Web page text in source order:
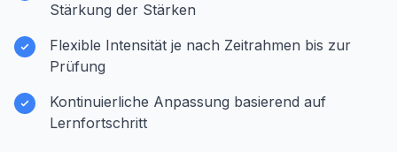
Stärkung der Stärken
Flexible Intensität je nach Zeitrahmen bis zur
Prüfung
Kontinuierliche Anpassung basierend auf
Lernfortschritt